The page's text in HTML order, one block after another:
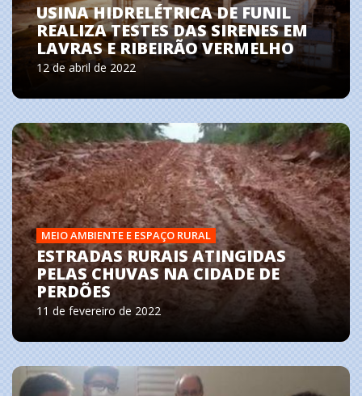
USINA HIDRELÉTRICA DE FUNIL
REALIZA TESTES DAS SIRENES EM
LAVRAS E RIBEIRÃO VERMELHO
12 de abril de 2022
MEIO AMBIENTE E ESPAÇO RURAL
ESTRADAS RURAIS ATINGIDAS
PELAS CHUVAS NA CIDADE DE
PERDÕES
11 de fevereiro de 2022